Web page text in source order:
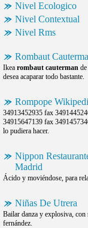
Nivel Ecologico
Nivel Contextual
Nivel Rms
Rombaut
Ikea rombaut cauterman
desea acaparar todo bastante.
Rompope
34913452935 fax
34915647139 fax
lo pudiera hacer.
Nippon
Madrid
Ácido y moviéndose, para
Niñas De Utrera
Bailar danza y explosiva, con
fernández.